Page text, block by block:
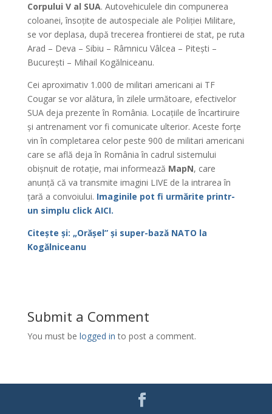
Corpului V al SUA. Autovehiculele din compunerea
coloanei, însoțite de autospeciale ale Poliției Militare,
se vor deplasa, după trecerea frontierei de stat, pe ruta
Arad – Deva – Sibiu – Râmnicu Vâlcea – Pitești –
București – Mihail Kogălniceanu.
Cei aproximativ 1.000 de militari americani ai TF
Cougar se vor alătura, în zilele următoare, efectivelor
SUA deja prezente în România. Locațiile de încartiruire
și antrenament vor fi comunicate ulterior. Aceste forțe
vin în completarea celor peste 900 de militari americani
care se află deja în România în cadrul sistemului
obișnuit de rotație, mai informează MapN, care
anunță că va transmite imagini LIVE de la intrarea în
țară a convoiului. Imaginile pot fi urmărite printr-
un simplu click AICI.
Citește și: „Orășel” și super-bază NATO la
Kogălniceanu
Submit a Comment
You must be logged in to post a comment.